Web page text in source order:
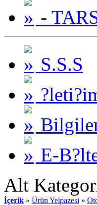
-
S.S.S
E-
Alt
İçerik » Ürün Yelpazesi »